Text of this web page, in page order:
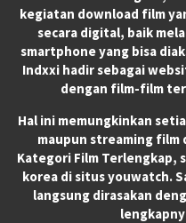
kegiatan download film
secara digital, baik
smartphone yang bisa
Indxxi hadir sebagai
dengan film-film
Hal ini memungkinkan
maupun streaming film
Kategori Film Terlengkap,
korea di situs youwatch.
langsung dirasakan